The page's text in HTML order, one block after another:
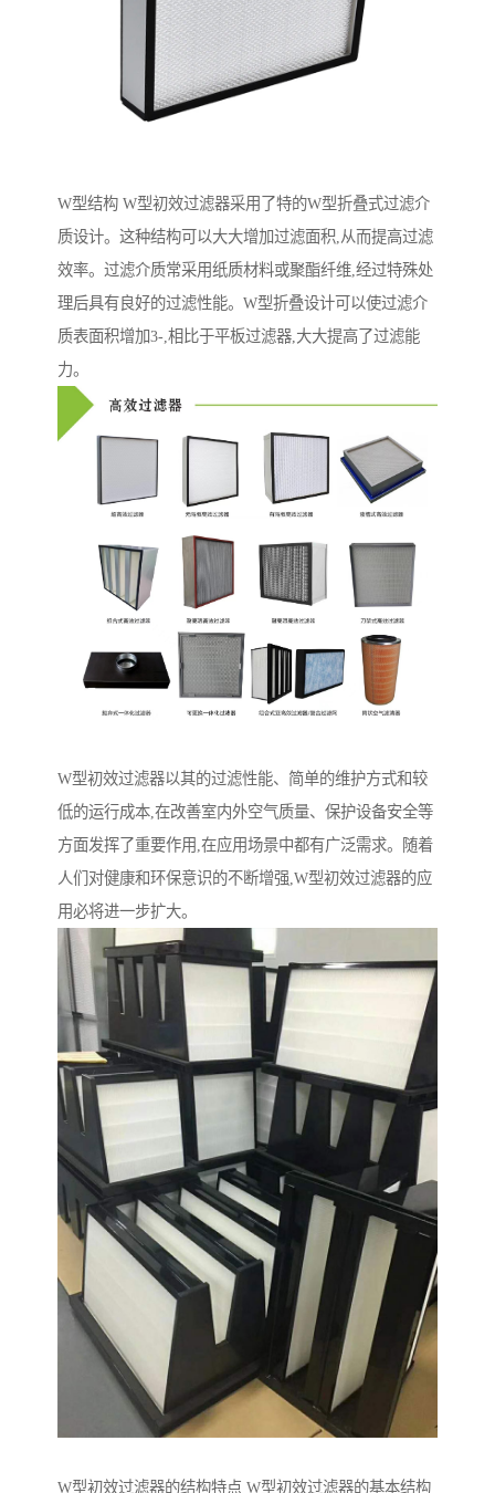
W型结构 W型初效过滤器采用了特的W型折叠式过滤介
质设计。这种结构可以大大增加过滤面积,从而提高过滤
效率。过滤介质常采用纸质材料或聚酯纤维,经过特殊处
理后具有良好的过滤性能。W型折叠设计可以使过滤介
质表面积增加3-,相比于平板过滤器,大大提高了过滤能
力。
W型初效过滤器以其的过滤性能、简单的维护方式和较
低的运行成本,在改善室内外空气质量、保护设备安全等
方面发挥了重要作用,在应用场景中都有广泛需求。随着
人们对健康和环保意识的不断增强,W型初效过滤器的应
用必将进一步扩大。
W型初效过滤器的结构特点 W型初效过滤器的基本结构